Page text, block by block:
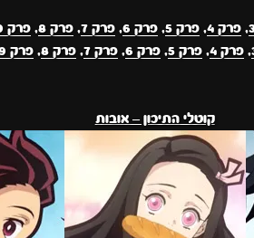
,פרק 4 ,פרק 5 ,פרק 6 ,פרק 7 ,פרק 8 ,פרק 9
, פרק 4 , פרק 5 , פרק 6 , פרק 7 , פרק 8 , פרק 9
קוטלי התיכון – אובות